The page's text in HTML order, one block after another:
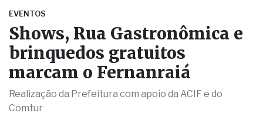
EVENTOS
Shows, Rua Gastronômica e
brinquedos gratuitos
marcam o Fernanraiá